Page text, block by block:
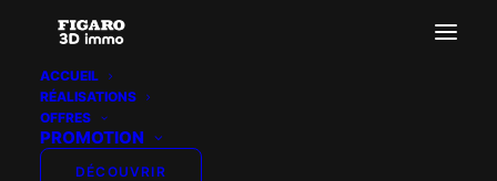
ACCUEIL
RÉALISATIONS
OFFRES
PROMOTION
DÉCOUVRIR
Notre portfolio